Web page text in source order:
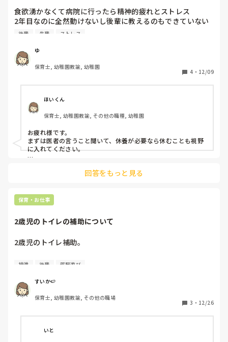
食欲湧かなくて病院に行ったら精神的疲れとストレス
2年目なのに全然動けないし後輩に教えるのもできていない
自分
こんな先輩は嫌だろうなと思ってしまい、ネガティブになっ
ていてどうしたら良いでしょうか。もう何もかもわかりませ
後輩 先輩 ストレス
ゆ
保育士, 幼稚園教諭, 幼稚園
4 ・ 12/09
ほいくん
保育士, 幼稚園教諭, その他の職種, 幼稚園
お疲れ様です。
まずは医者の言うこと聞いて、休養が必要なら休むことも視野
に入れてください。
１番大切なのは、子どもと過ごす日々に幸せを感じるかどうか
そりゃあ、キレイ事言えば、「子どもたちのために」なのでし
ょうが、それ以前に自分自身が幸せで満たされていて、心身と
でいてほしい。
じゃないかなー？？
あなたのための人生を、あなたが生きてください！
偉そうにすみません💦
回答をもっと見る
保育・お仕事
2歳児のトイレの補助について
2歳児のトイレ補助。
フリーでクラスの手伝いに入る時に、担任から「先生、トイ
が、正直一人では人数が多過ぎて子どもたちの様子が全く一
人ひとり見れません。しかも、立ち便器の男の子もまだあま
りいなくほぼ全員が個室なので余計に見れません。中にはま
のでじっくりと一対一で付き合ってあげたいのに続々と送ら
れます。しかも、スリッパを放り投げて遊ぶ子や便器に入れ
排泄 後輩 部屋遊び
すいか🍉
保育士, 幼稚園教諭, その他の職場
3 ・ 12/26
いと